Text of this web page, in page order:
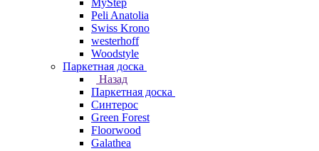
MyStep
Peli Anatolia
Swiss Krono
westerhoff
Woodstyle
Паркетная доска
Назад
Паркетная доска
Синтерос
Green Forest
Floorwood
Galathea